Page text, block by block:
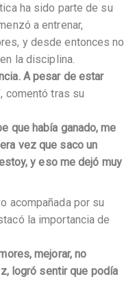
ha sido parte de su
a entrenar,
y desde entonces no
la disciplina.
A pesar de estar
comentó tras su
que había ganado, me
vez que saco un
y eso me dejó muy
acompañada por su
la importancia de
mejorar, no
logró sentir que podía